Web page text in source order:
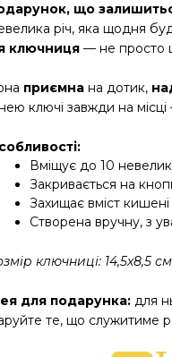
що
річ, яка щодня
ключниця — не просто
приємна на дотик,
ключі завжди на
Вміщує до 10
Закривається на
Захищає вміст
Створена вручну, з
ключниці: 14,5х8,5 см
для подарунка: для
те, що служитиме